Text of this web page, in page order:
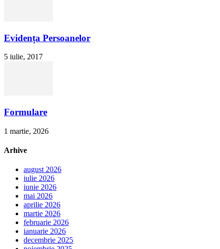
Evidența Persoanelor
5 iulie, 2017
Formulare
1 martie, 2026
Arhive
august 2026
iulie 2026
iunie 2026
mai 2026
aprilie 2026
martie 2026
februarie 2026
ianuarie 2026
decembrie 2025